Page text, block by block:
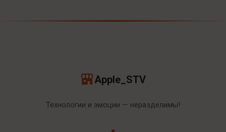
Apple_STV
Технологии и эмоции — неразделимы!